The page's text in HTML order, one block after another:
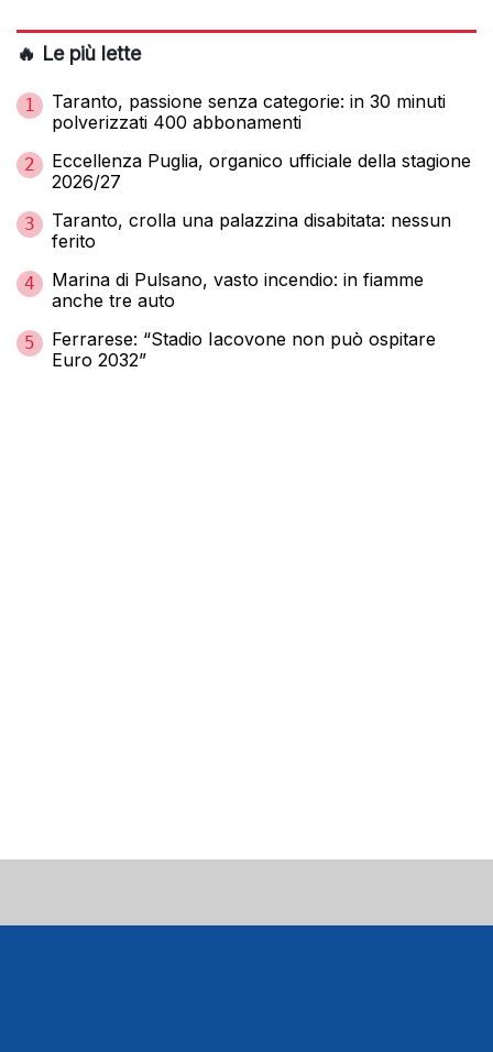
🔥 Le più lette
1
Taranto, passione senza categorie: in 30 minuti
polverizzati 400 abbonamenti
2
Eccellenza Puglia, organico ufficiale della stagione
2026/27
3
Taranto, crolla una palazzina disabitata: nessun
ferito
4
Marina di Pulsano, vasto incendio: in fiamme
anche tre auto
5
Ferrarese: “Stadio Iacovone non può ospitare
Euro 2032”